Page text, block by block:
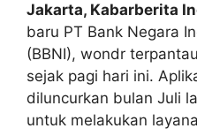
Jakarta, Kabarberita
baru PT Bank Negara
(BBNI), wondr
sejak pagi hari ini.
diluncurkan bulan Juli
untuk melakukan